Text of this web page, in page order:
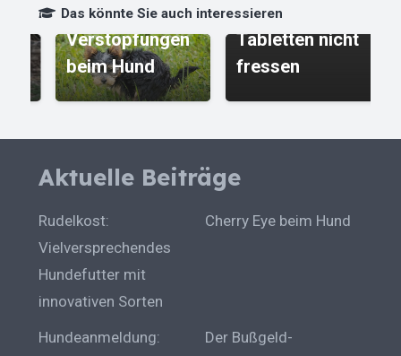
Das könnte Sie auch interessieren
Verstopfungen
beim Hund
Hund will
Tabletten nicht
fressen
Aktuelle Beiträge
Rudelkost:
Vielversprechendes
Hundefutter mit
innovativen Sorten
Cherry Eye beim Hund
Hundeanmeldung:
Der Bußgeld-